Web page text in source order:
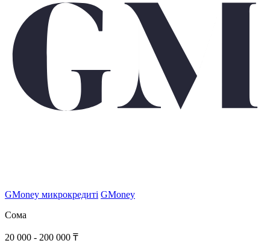
GMoney микрокредиті GMoney
Сома
20 000 - 200 000 ₸